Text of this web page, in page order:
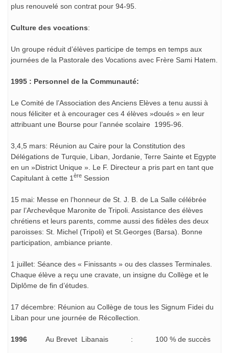
plus renouvelé son contrat pour 94-95.
Culture des vocations:
Un groupe réduit d’élèves participe de temps en temps aux
journées de la Pastorale des Vocations avec Frère Sami Hatem.
1995 : Personnel de la Communauté:
Le Comité de l’Association des Anciens Elèves a tenu aussi à
nous féliciter et à encourager ces 4 élèves »doués » en leur
attribuant une Bourse pour l’année scolaire 1995-96.
3,4,5 mars: Réunion au Caire pour la Constitution des
Délégations de Turquie, Liban, Jordanie, Terre Sainte et Egypte
en un »District Unique ». Le F. Directeur a pris part en tant que
Capitulant à cette 1 ère Session
15 mai: Messe en l’honneur de St. J. B. de La Salle célébrée
par l’Archevêque Maronite de Tripoli. Assistance des élèves
chrétiens et leurs parents, comme aussi des fidèles des deux
paroisses: St. Michel (Tripoli) et St.Georges (Barsa). Bonne
participation, ambiance priante.
1 juillet: Séance des « Finissants » ou des classes Terminales.
Chaque élève a reçu une cravate, un insigne du Collège et le
Diplôme de fin d’études.
17 décembre: Réunion au Collège de tous les Signum Fidei du
Liban pour une journée de Récollection.
1996 Au Brevet Libanais : 100 % de succès